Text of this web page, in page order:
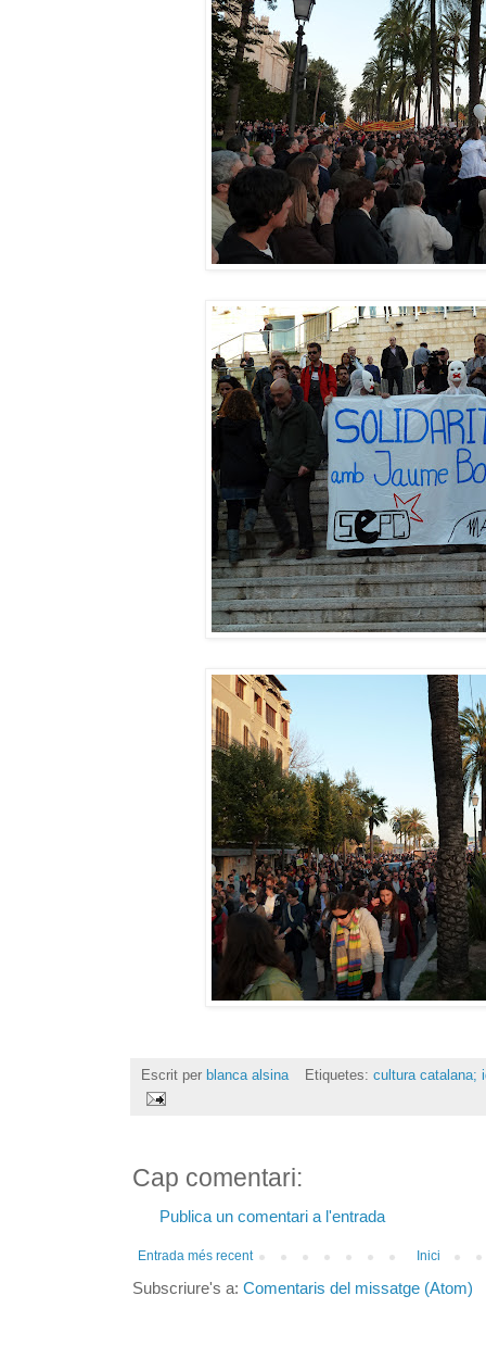
Escrit per blanca alsina Etiquetes: cultura catalana;
Cap comentari:
Publica un comentari a l'entrada
Entrada més recent Inici
Subscriure's a: Comentaris del missatge (Atom)